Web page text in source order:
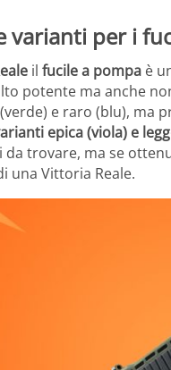
varianti per i
il fucile a pompa è
potente ma anche
e raro (blu), ma
epica (viola) e
trovare, ma se
una Vittoria Reale.